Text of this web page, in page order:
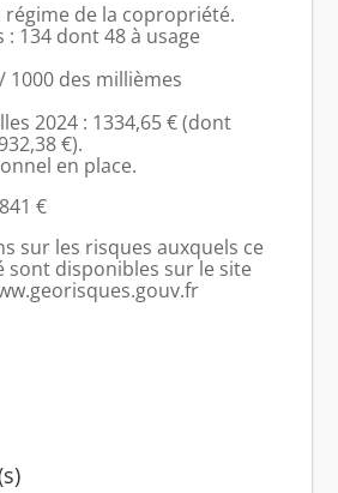
régime de la copropriété.
134 dont 48 à usage
1000 des millièmes
2024 : 1334,65 € (dont
€).
en place.
€
sur les risques auxquels ce
sont disponibles sur le site